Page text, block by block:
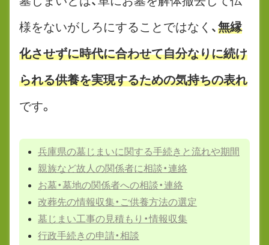
様をないがしろにすることではなく、 無縁
化させずに時代に合わせて自分なりに続け
られる供養を実現するための気持ちの表れ
です。
兵庫県の墓じまいに関する手続きと流れや期間
親族など故人の関係者に相談・連絡
お墓・墓地の関係者への相談・連絡
改葬先の情報収集・ご供養方法の選定
墓じまい工事の見積もり・情報収集
行政手続きの申請・相談